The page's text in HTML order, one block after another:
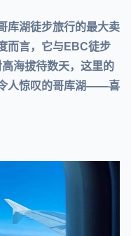
库湖徒步旅行的最大卖
而言，它与EBC徒步
海拔待数天，这里的
人惊叹的哥库湖——喜